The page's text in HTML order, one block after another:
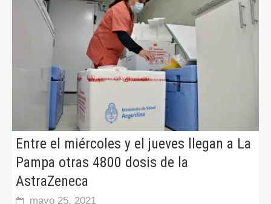
Entre el miércoles y el jueves llegan a La
Pampa otras 4800 dosis de la
AstraZeneca
mayo 25, 2021